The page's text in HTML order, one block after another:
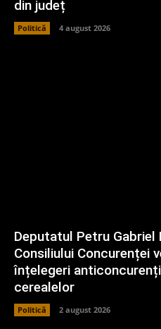
din județ
Politică 4 august 2026
Deputatul Petru
Consiliului Concurenței
înțelegeri
cerealelor
Politică 2 august 2026